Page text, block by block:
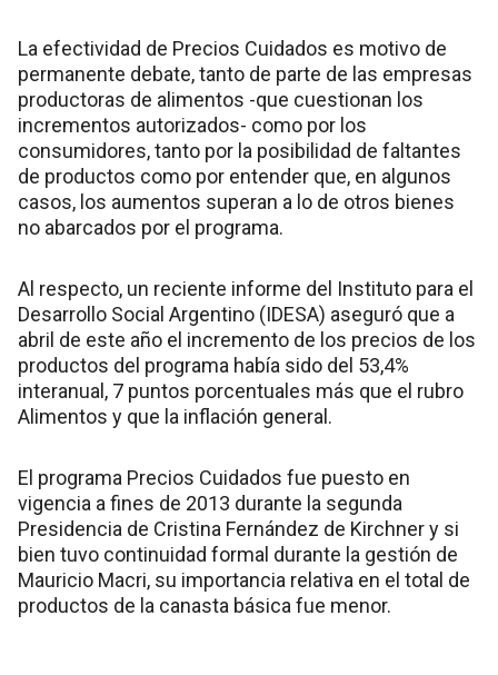
La efectividad de Precios Cuidados es motivo de
permanente debate, tanto de parte de las empresas
productoras de alimentos -que cuestionan los
incrementos autorizados- como por los
consumidores, tanto por la posibilidad de faltantes
de productos como por entender que, en algunos
casos, los aumentos superan a lo de otros bienes
no abarcados por el programa.
Al respecto, un reciente informe del Instituto para el
Desarrollo Social Argentino (IDESA) aseguró que a
abril de este año el incremento de los precios de los
productos del programa había sido del 53,4%
interanual, 7 puntos porcentuales más que el rubro
Alimentos y que la inflación general.
El programa Precios Cuidados fue puesto en
vigencia a fines de 2013 durante la segunda
Presidencia de Cristina Fernández de Kirchner y si
bien tuvo continuidad formal durante la gestión de
Mauricio Macri, su importancia relativa en el total de
productos de la canasta básica fue menor.